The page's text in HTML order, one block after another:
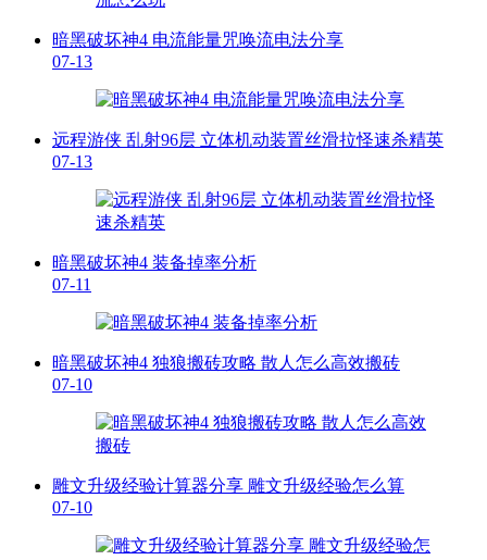
暗黑破坏神4 电流能量咒唤流电法分享
07-13
远程游侠 乱射96层 立体机动装置丝滑拉怪速杀精英
07-13
暗黑破坏神4 装备掉率分析
07-11
暗黑破坏神4 独狼搬砖攻略 散人怎么高效搬砖
07-10
雕文升级经验计算器分享 雕文升级经验怎么算
07-10